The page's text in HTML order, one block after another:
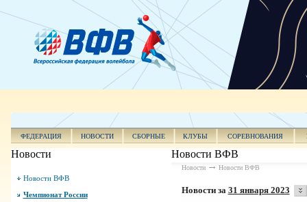
ФЕДЕРАЦИЯ НОВОСТИ СБОРНЫЕ КЛУБЫ СОРЕВНОВАНИЯ
Новости
Новости ВФВ
Чемпионат России
Новости ВФВ
Новости Новости ВФВ
Новости за 31 января 2023